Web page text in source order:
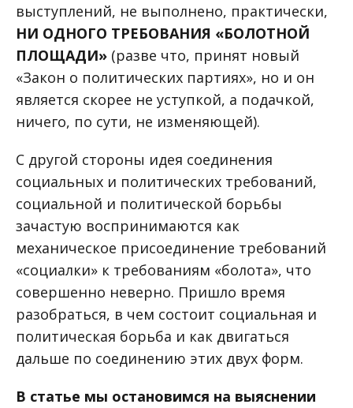
выступлений, не выполнено, практически,
НИ ОДНОГО ТРЕБОВАНИЯ «БОЛОТНОЙ
ПЛОЩАДИ» (разве что, принят новый
«Закон о политических партиях», но и он
является скорее не уступкой, а подачкой,
ничего, по сути, не изменяющей).
С другой стороны идея соединения
социальных и политических требований,
социальной и политической борьбы
зачастую воспринимаются как
механическое присоединение требований
«социалки» к требованиям «болота», что
совершенно неверно. Пришло время
разобраться, в чем состоит социальная и
политическая борьба и как двигаться
дальше по соединению этих двух форм.
В статье мы остановимся на выяснении